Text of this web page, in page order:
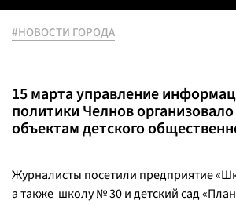
#НОВОСТИ ГОРОДА
15 марта управление
политики Челнов
объектам детского
Журналисты посетили предприятие
а также школу № 30 и детский сад